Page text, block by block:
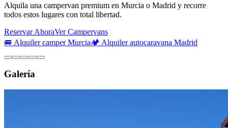
Alquila una campervan premium en Murcia o Madrid y recorre
todos estos lugares con total libertad.
Reservar AhoraVer Campervans
🚐 Alquiler camper Murcia🏕️ Alquiler autocaravana Madrid
Galería